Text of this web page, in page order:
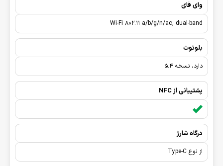
وای فای
Wi-Fi 802.11 a/b/g/n/ac, dual-band
بلوتوث
دارد، نسخه 5.4
پشتیبانی از NFC
درگاه شارژ
از نوع Type-C